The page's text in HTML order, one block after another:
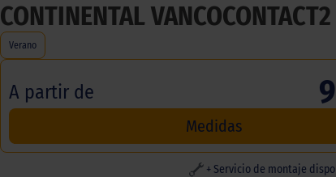
CONTINENTAL VANCOCONTACT2
Verano
A partir de
Medidas
+ Servicio de montaje